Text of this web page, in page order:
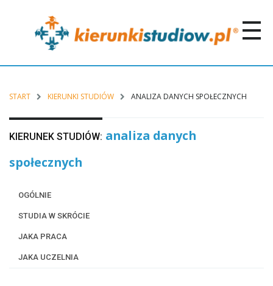
START KIERUNKI STUDIÓW ANALIZA DANYCH SPOŁECZNYCH
KIERUNEK STUDIÓW: analiza danych
społecznych
OGÓLNIE
STUDIA W SKRÓCIE
JAKA PRACA
JAKA UCZELNIA